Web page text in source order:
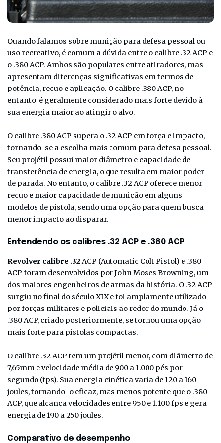
Quando falamos sobre munição para defesa pessoal ou
uso recreativo, é comum a dúvida entre o calibre .32 ACP e
o .380 ACP. Ambos são populares entre atiradores, mas
apresentam diferenças significativas em termos de
potência, recuo e aplicação. O calibre .380 ACP, no
entanto, é geralmente considerado mais forte devido à
sua energia maior ao atingir o alvo.
O calibre .380 ACP supera o .32 ACP em força e impacto,
tornando-se a escolha mais comum para defesa pessoal.
Seu projétil possui maior diâmetro e capacidade de
transferência de energia, o que resulta em maior poder
de parada. No entanto, o calibre .32 ACP oferece menor
recuo e maior capacidade de munição em alguns
modelos de pistola, sendo uma opção para quem busca
menor impacto ao disparar.
Entendendo os calibres .32 ACP e .380 ACP
Revolver calibre .32ACP (Automatic Colt Pistol) e .380
ACP foram desenvolvidos por John Moses Browning, um
dos maiores engenheiros de armas da história. O .32 ACP
surgiu no final do século XIX e foi amplamente utilizado
por forças militares e policiais ao redor do mundo. Já o
.380 ACP, criado posteriormente, se tornou uma opção
mais forte para pistolas compactas.
O calibre .32 ACP tem um projétil menor, com diâmetro de
7,65mm e velocidade média de 900 a 1.000 pés por
segundo (fps). Sua energia cinética varia de 120 a 160
joules, tornando-o eficaz, mas menos potente que o .380
ACP, que alcança velocidades entre 950 e 1.100 fps e gera
energia de 190 a 250 joules.
Comparativo de desempenho